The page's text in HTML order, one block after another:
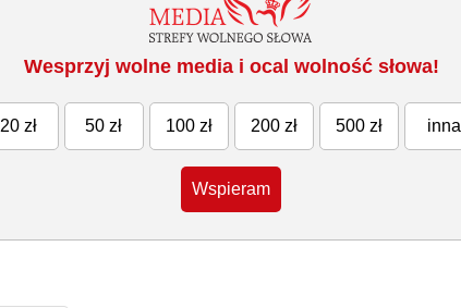
Wesprzyj wolne media i ocal wolność słowa!
20 zł 50 zł 100 zł 200 zł 500 zł inna
Wspieram